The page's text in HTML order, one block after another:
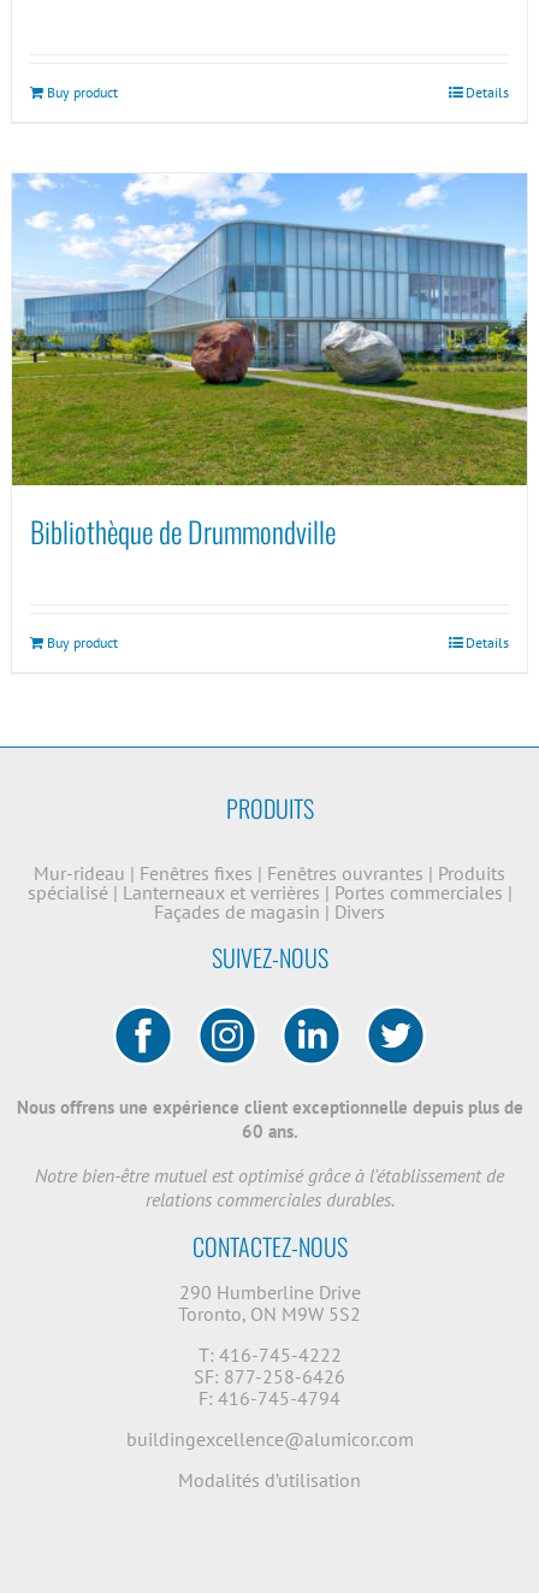
Buy product Details
Bibliothèque de Drummondville
Buy product Details
PRODUITS
Mur-rideau | Fenêtres fixes | Fenêtres ouvrantes | Produits
spécialisé | Lanterneaux et verrières | Portes commerciales |
Façades de magasin | Divers
SUIVEZ-NOUS
Nous offrens une expérience client exceptionnelle depuis plus de
60 ans.
Notre bien-être mutuel est optimisé grâce à l'établissement de
relations commerciales durables.
CONTACTEZ-NOUS
290 Humberline Drive
Toronto, ON M9W 5S2
T: 416-745-4222
SF: 877-258-6426
F: 416-745-4794
buildingexcellence@alumicor.com
Modalités d’utilisation